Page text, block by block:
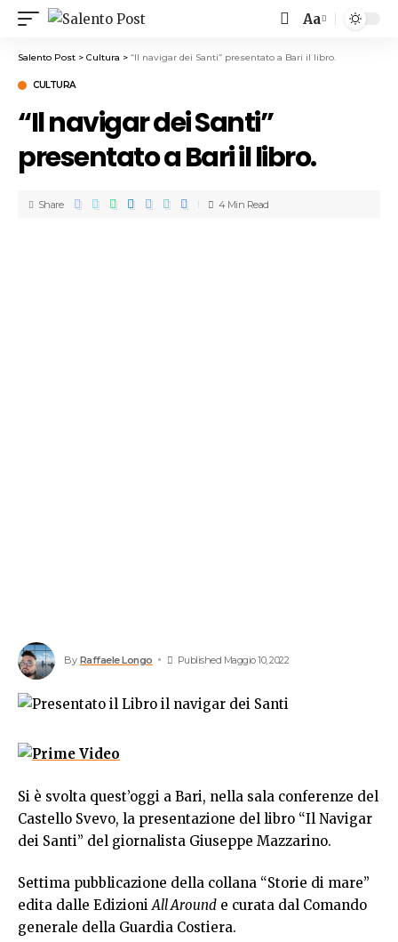
Aa
Salento Post > Cultura > “Il navigar dei Santi” presentato a Bari il libro.
CULTURA
“Il navigar dei Santi”
presentato a Bari il libro.
By Raffaele Longo Published Maggio 10, 2022
Share 4 Min Read
Si è svolta quest’oggi a Bari, nella sala conferenze del
Castello Svevo, la presentazione del libro “Il Navigar
dei Santi” del giornalista Giuseppe Mazzarino.
Settima pubblicazione della collana “Storie di mare”
edita dalle EdizioniAll Around e curata dal Comando
generale della Guardia Costiera.